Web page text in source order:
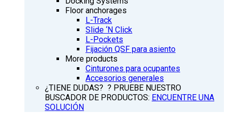
Floor anchorages
L-Track
Slide ‘N Click
L-Pockets
Fijación QSF para asiento
More products
Cinturones para ocupantes
Accesorios generales
¿TIENE DUDAS? ? PRUEBE NUESTRO
BUSCADOR DE PRODUCTOS: ENCUENTRE UNA
SOLUCIÓN